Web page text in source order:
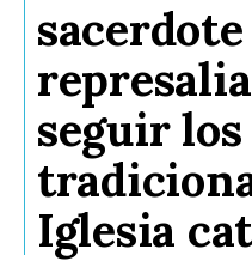
sacerdote
seguir los
Iglesia